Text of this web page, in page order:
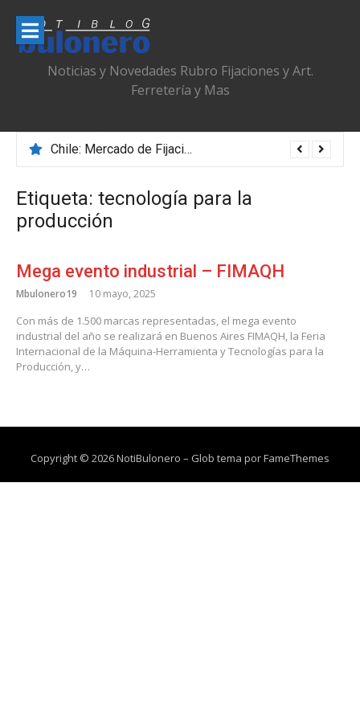
contenido
Noticias y Novedades Rubro Fijaciones y Art.
Ferretería y Mas
Chile: Mercado de Fijaciones & Ferretería que se Adapta, Profesionaliza y Transforma
Etiqueta: tecnología para la
producción
Mega evento industrial – FIMAQH
Mbulonero19 10 mayo, 2025
Con más de 1.500 marcas representadas, el mega evento
industrial del año se realizará en Buenos Aires FIMAQH, la Feria
Internacional de la Máquina-Herramienta y Tecnologías para la
Producción, y…
Copyright © 2026 NotiBulonero – Glob tema porFameThemes